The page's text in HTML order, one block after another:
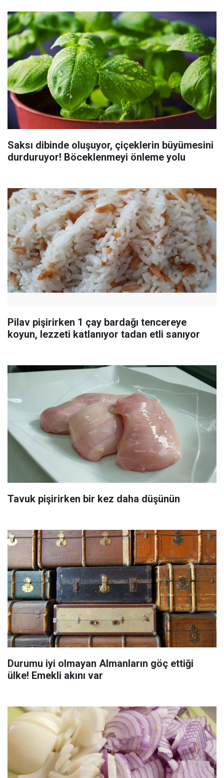
Saksı dibinde oluşuyor, çiçeklerin büyümesini
durduruyor! Böceklenmeyi önleme yolu
Pilav pişirirken 1 çay bardağı tencereye
koyun, lezzeti katlanıyor tadan etli sanıyor
Tavuk pişirirken bir kez daha düşünün
Durumu iyi olmayan Almanların göç ettiği
ülke! Emekli akını var